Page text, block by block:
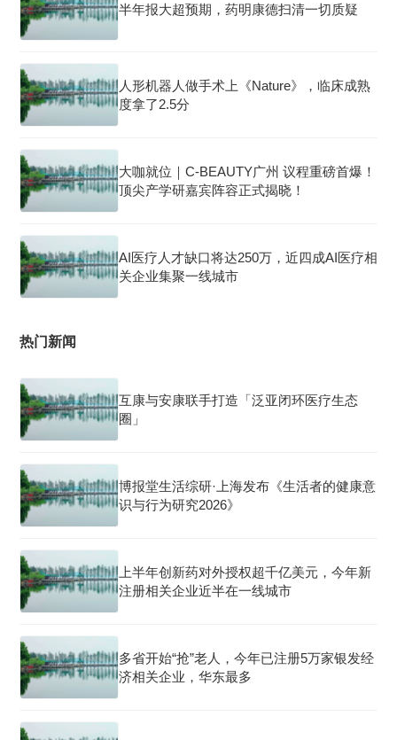
半年报大超预期，药明康德扫清一切质疑
人形机器人做手术上《Nature》，临床成熟
度拿了2.5分
大咖就位｜C-BEAUTY广州 议程重磅首爆！
顶尖产学研嘉宾阵容正式揭晓！
AI医疗人才缺口将达250万，近四成AI医疗相
关企业集聚一线城市
热门新闻
互康与安康联手打造「泛亚闭环医疗生态
圈」
博报堂生活综研·上海发布《生活者的健康意
识与行为研究2026》
上半年创新药对外授权超千亿美元，今年新
注册相关企业近半在一线城市
多省开始“抢”老人，今年已注册5万家银发经
济相关企业，华东最多